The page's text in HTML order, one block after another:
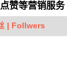
赞等营销服务
| Follwers